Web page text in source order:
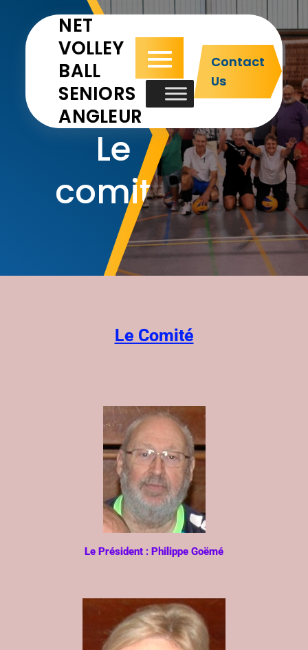
NET
VOLLEY
BALL
SENIORS
ANGLEUR
Contact
Us
Le
comité
Le Comité
Le Président : Philippe Goëmé